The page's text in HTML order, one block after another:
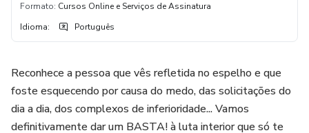
Formato: Cursos Online e Serviços de Assinatura
Idioma: Português
Reconhece a pessoa que vês refletida no espelho e que
foste esquecendo por causa do medo, das solicitações do
dia a dia, dos complexos de inferioridade... Vamos
definitivamente dar um BASTA! à luta interior que só te